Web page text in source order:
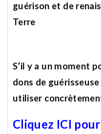
guérison et de
Terre
S’il y a un moment
dons de
utiliser
Cliquez ICI